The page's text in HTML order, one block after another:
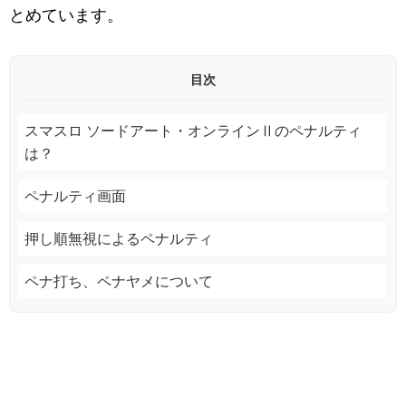
とめています。
目次
スマスロ ソードアート・オンラインⅡのペナルティ
は？
ペナルティ画面
押し順無視によるペナルティ
ペナ打ち、ペナヤメについて